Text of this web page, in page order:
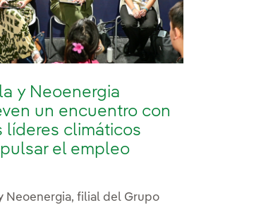
y Neoenergia
un encuentro con
líderes climáticos
el empleo
Neoenergia, filial del Grupo